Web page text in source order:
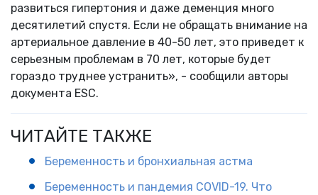
развиться гипертония и даже деменция много
десятилетий спустя. Если не обращать внимание на
артериальное давление в 40-50 лет, это приведет к
серьезным проблемам в 70 лет, которые будет
гораздо труднее устранить», - сообщили авторы
документа ESC.
ЧИТАЙТЕ ТАКЖЕ
Беременность и бронхиальная астма
Беременность и пандемия COVID-19. Что